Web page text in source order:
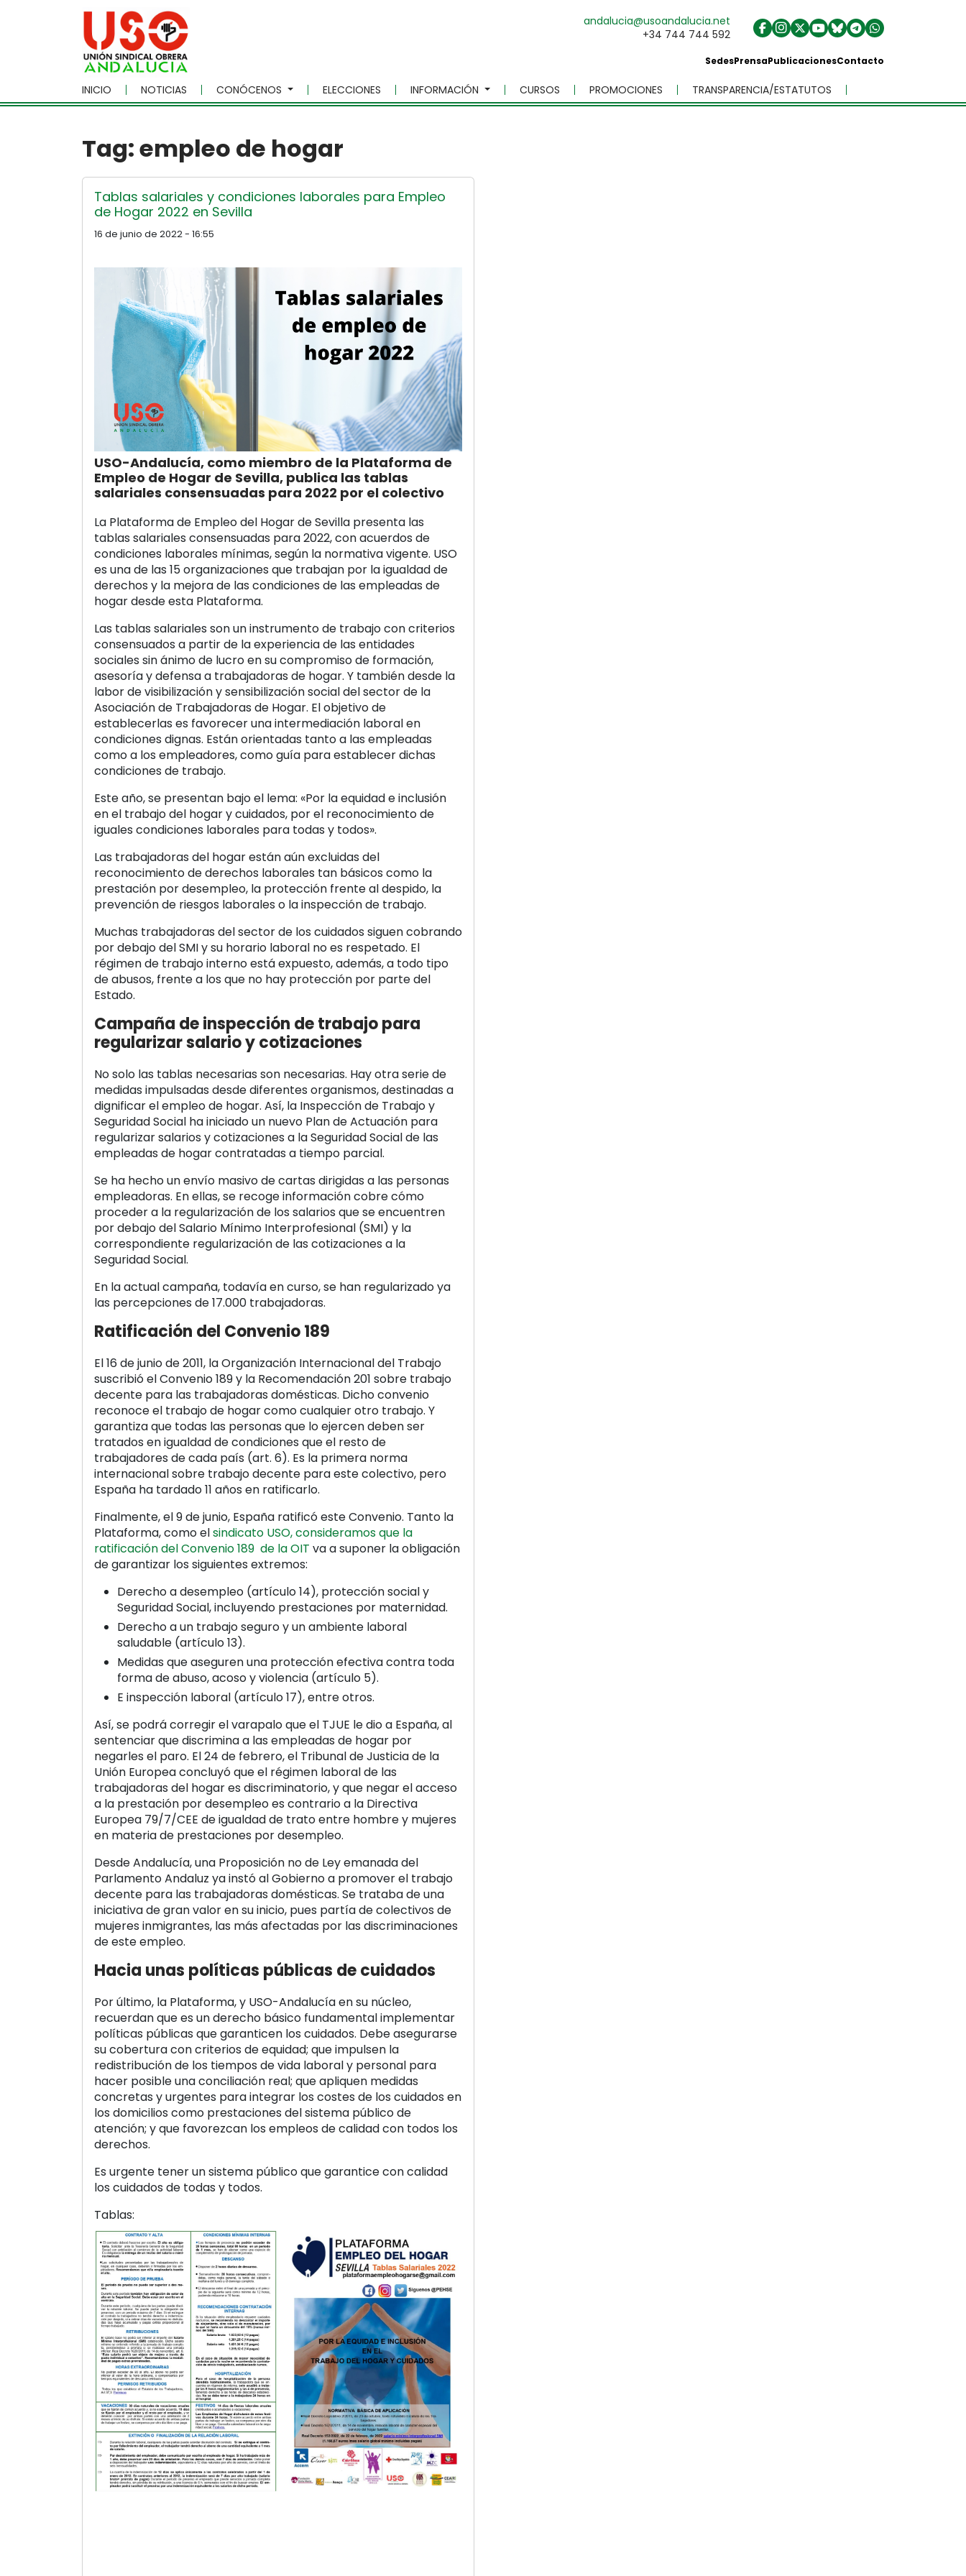
Skip to main content
andalucia@usoandalucia.net
+34 744 744 592
SedesPrensaPublicacionesContacto
INICIO NOTICIAS CONÓCENOS ELECCIONES INFORMACIÓN CURSOS PROMOCIONES TRANSPARENCIA/ESTATUTOS
Tag: empleo de hogar
Tablas salariales y condiciones laborales para Empleo
de Hogar 2022 en Sevilla
16 de junio de 2022 - 16:55
USO-Andalucía, como miembro de la Plataforma de
Empleo de Hogar de Sevilla, publica las tablas
salariales consensuadas para 2022 por el colectivo
La Plataforma de Empleo del Hogar de Sevilla presenta las
tablas salariales consensuadas para 2022, con acuerdos de
condiciones laborales mínimas, según la normativa vigente. USO
es una de las 15 organizaciones que trabajan por la igualdad de
derechos y la mejora de las condiciones de las empleadas de
hogar desde esta Plataforma.
Las tablas salariales son un instrumento de trabajo con criterios
consensuados a partir de la experiencia de las entidades
sociales sin ánimo de lucro en su compromiso de formación,
asesoría y defensa a trabajadoras de hogar. Y también desde la
labor de visibilización y sensibilización social del sector de la
Asociación de Trabajadoras de Hogar. El objetivo de
establecerlas es favorecer una intermediación laboral en
condiciones dignas. Están orientadas tanto a las empleadas
como a los empleadores, como guía para establecer dichas
condiciones de trabajo.
Este año, se presentan bajo el lema: «Por la equidad e inclusión
en el trabajo del hogar y cuidados, por el reconocimiento de
iguales condiciones laborales para todas y todos».
Las trabajadoras del hogar están aún excluidas del
reconocimiento de derechos laborales tan básicos como la
prestación por desempleo, la protección frente al despido, la
prevención de riesgos laborales o la inspección de trabajo.
Muchas trabajadoras del sector de los cuidados siguen cobrando
por debajo del SMI y su horario laboral no es respetado. El
régimen de trabajo interno está expuesto, además, a todo tipo
de abusos, frente a los que no hay protección por parte del
Estado.
Campaña de inspección de trabajo para
regularizar salario y cotizaciones
No solo las tablas necesarias son necesarias. Hay otra serie de
medidas impulsadas desde diferentes organismos, destinadas a
dignificar el empleo de hogar. Así, la Inspección de Trabajo y
Seguridad Social ha iniciado un nuevo Plan de Actuación para
regularizar salarios y cotizaciones a la Seguridad Social de las
empleadas de hogar contratadas a tiempo parcial.
Se ha hecho un envío masivo de cartas dirigidas a las personas
empleadoras. En ellas, se recoge información cobre cómo
proceder a la regularización de los salarios que se encuentren
por debajo del Salario Mínimo Interprofesional (SMI) y la
correspondiente regularización de las cotizaciones a la
Seguridad Social.
En la actual campaña, todavía en curso, se han regularizado ya
las percepciones de 17.000 trabajadoras.
Ratificación del Convenio 189
El 16 de junio de 2011, la Organización Internacional del Trabajo
suscribió el Convenio 189 y la Recomendación 201 sobre trabajo
decente para las trabajadoras domésticas. Dicho convenio
reconoce el trabajo de hogar como cualquier otro trabajo. Y
garantiza que todas las personas que lo ejercen deben ser
tratados en igualdad de condiciones que el resto de
trabajadores de cada país (art. 6). Es la primera norma
internacional sobre trabajo decente para este colectivo, pero
España ha tardado 11 años en ratificarlo.
Finalmente, el 9 de junio, España ratificó este Convenio. Tanto la
Plataforma, como elsindicato USO, consideramos que la
ratificación del Convenio 189 de la OIT va a suponer la obligación
de garantizar los siguientes extremos:
Derecho a desempleo (artículo 14), protección social y
Seguridad Social, incluyendo prestaciones por maternidad.
Derecho a un trabajo seguro y un ambiente laboral
saludable (artículo 13).
Medidas que aseguren una protección efectiva contra toda
forma de abuso, acoso y violencia (artículo 5).
E inspección laboral (artículo 17), entre otros.
Así, se podrá corregir el varapalo que el TJUE le dio a España, al
sentenciar que discrimina a las empleadas de hogar por
negarles el paro. El 24 de febrero, el Tribunal de Justicia de la
Unión Europea concluyó que el régimen laboral de las
trabajadoras del hogar es discriminatorio, y que negar el acceso
a la prestación por desempleo es contrario a la Directiva
Europea 79/7/CEE de igualdad de trato entre hombre y mujeres
en materia de prestaciones por desempleo.
Desde Andalucía, una Proposición no de Ley emanada del
Parlamento Andaluz ya instó al Gobierno a promover el trabajo
decente para las trabajadoras domésticas. Se trataba de una
iniciativa de gran valor en su inicio, pues partía de colectivos de
mujeres inmigrantes, las más afectadas por las discriminaciones
de este empleo.
Hacia unas políticas públicas de cuidados
Por último, la Plataforma, y USO-Andalucía en su núcleo,
recuerdan que es un derecho básico fundamental implementar
políticas públicas que garanticen los cuidados. Debe asegurarse
su cobertura con criterios de equidad; que impulsen la
redistribución de los tiempos de vida laboral y personal para
hacer posible una conciliación real; que apliquen medidas
concretas y urgentes para integrar los costes de los cuidados en
los domicilios como prestaciones del sistema público de
atención; y que favorezcan los empleos de calidad con todos los
derechos.
Es urgente tener un sistema público que garantice con calidad
los cuidados de todas y todos.
Tablas: